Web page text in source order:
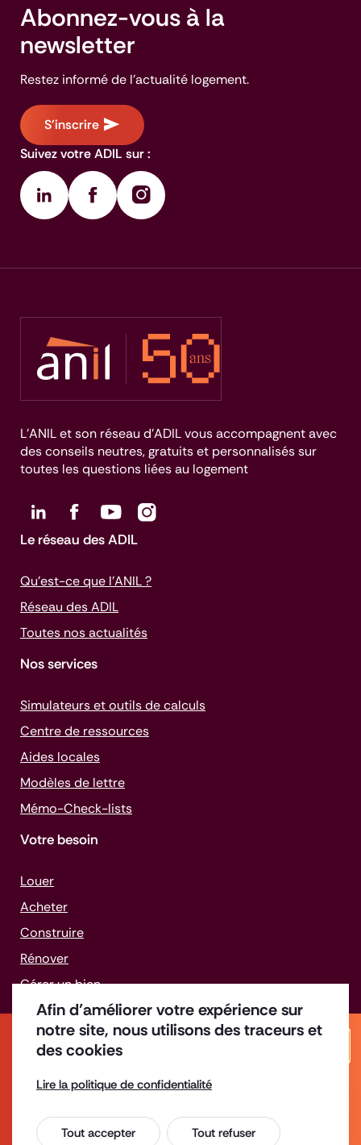
Afin d’améliorer votre expérience sur
notre site, nous utilisons des traceurs et
des cookies
Lire la politique de confidentialité
Tout accepter Tout refuser
Permanences du mois d'août
Nos permanences sont suspendues pendant
Abonnez-vous à la
newsletter
Restez informé de l'actualité logement.
S'inscrire
Suivez votre ADIL sur :
L’ANIL et son réseau d’ADIL vous accompagnent avec
des conseils neutres, gratuits et personnalisés sur
toutes les questions liées au logement
Le réseau des ADIL
Qu’est-ce que l’ANIL ?
Réseau des ADIL
Toutes nos actualités
Nos services
Simulateurs et outils de calculs
Centre de ressources
Aides locales
Modèles de lettre
Mémo-Check-lists
Votre besoin
Louer
Acheter
Construire
Rénover
Gérer un bien
Faire face aux difficultés
Enquête de satisfaction
Espace Presse